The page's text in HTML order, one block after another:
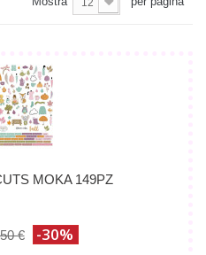
12
MOKA 149PZ
€ -30%